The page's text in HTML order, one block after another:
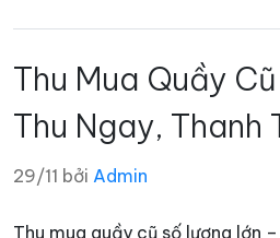
Thu Mua Quầy
Thu Ngay, Thanh
29/11 bởi Admin
Thu mua quầy cũ số lượng lớn